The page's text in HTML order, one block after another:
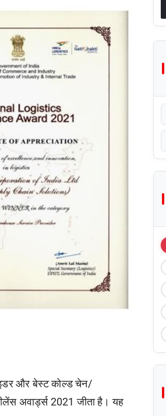
और बेस्ट कोल्ड चेन/
अवार्ड्स 2021 जीता है। यह